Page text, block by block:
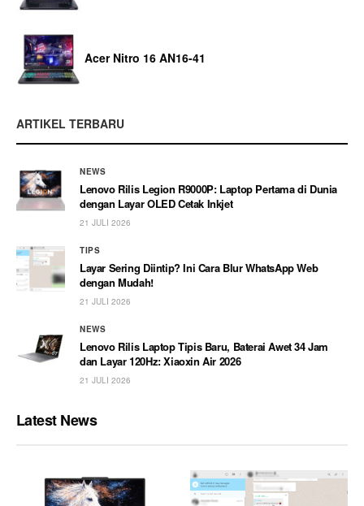
Acer Nitro 16 AN16-41
ARTIKEL TERBARU
NEWS
Lenovo Rilis Legion R9000P: Laptop Pertama di Dunia
dengan Layar OLED Cetak Inkjet
21 JULI 2026
TIPS
Layar Sering Diintip? Ini Cara Blur WhatsApp Web
dengan Mudah!
21 JULI 2026
NEWS
Lenovo Rilis Laptop Tipis Baru, Baterai Awet 34 Jam
dan Layar 120Hz: Xiaoxin Air 2026
21 JULI 2026
Latest News